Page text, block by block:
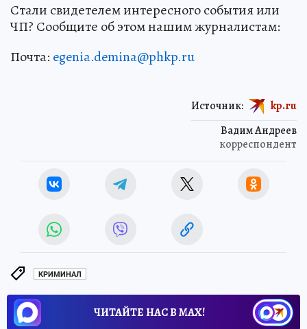
Стали свидетелем интересного события или
ЧП? Сообщите об этом нашим журналистам:
Почта: egenia.demina@phkp.ru
Вадим Андреев
корреспондент
Источник: kp.ru
КРИМИНАЛ
ЧИТАЙТЕ НАС В МАХ!